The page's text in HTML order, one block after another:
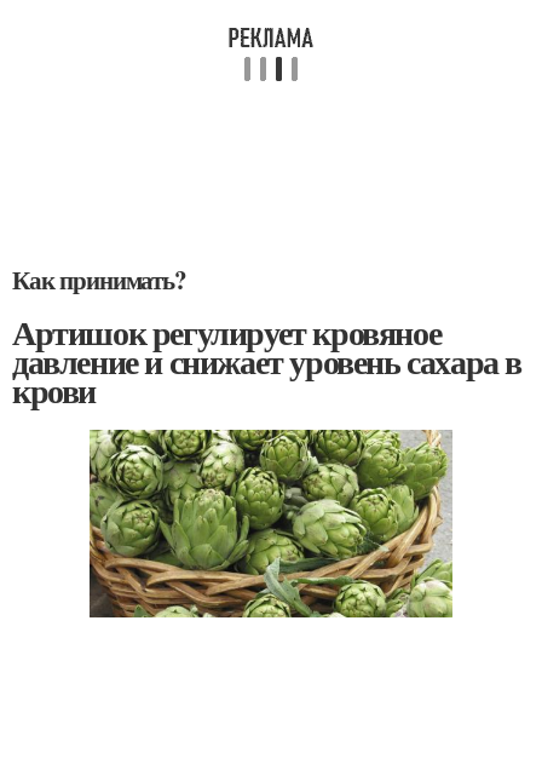
Как принимать?
Артишок регулирует кровяное
давление и снижает уровень сахара в
крови